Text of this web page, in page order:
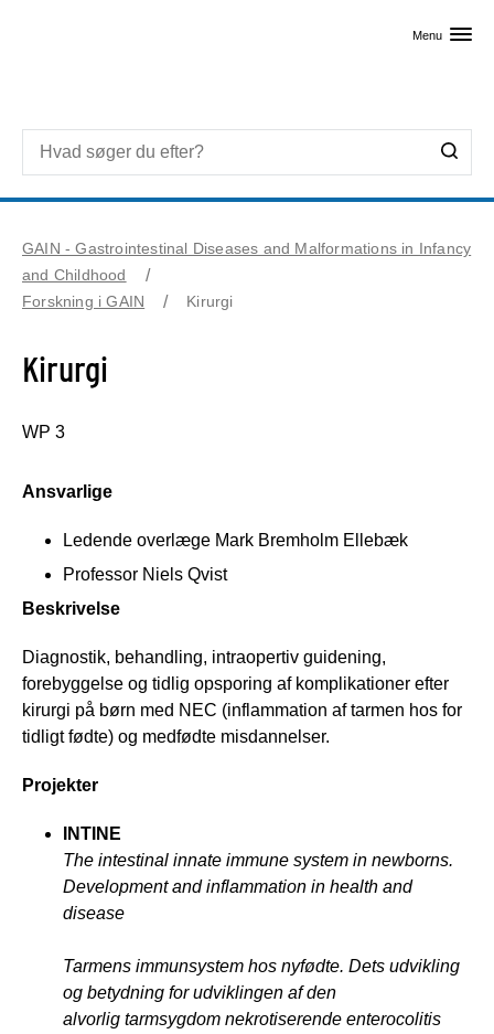
Menu
GAIN - Gastrointestinal Diseases and Malformations in Infancy
and Childhood
Forskning i GAIN
Kirurgi
Kirurgi
WP 3
Ansvarlige
Ledende overlæge Mark Bremholm Ellebæk
Professor Niels Qvist
Beskrivelse
Diagnostik, behandling, intraopertiv guidening,
forebyggelse og tidlig opsporing af komplikationer efter
kirurgi på børn med NEC (inflammation af tarmen hos for
tidligt fødte) og medfødte misdannelser.
Projekter
INTINE
The intestinal innate immune system in newborns.
Development and inflammation in health and
disease
Tarmens immunsystem hos nyfødte. Dets udvikling
og betydning for udviklingen af den
alvorlig tarmsygdom nekrotiserende enterocolitis